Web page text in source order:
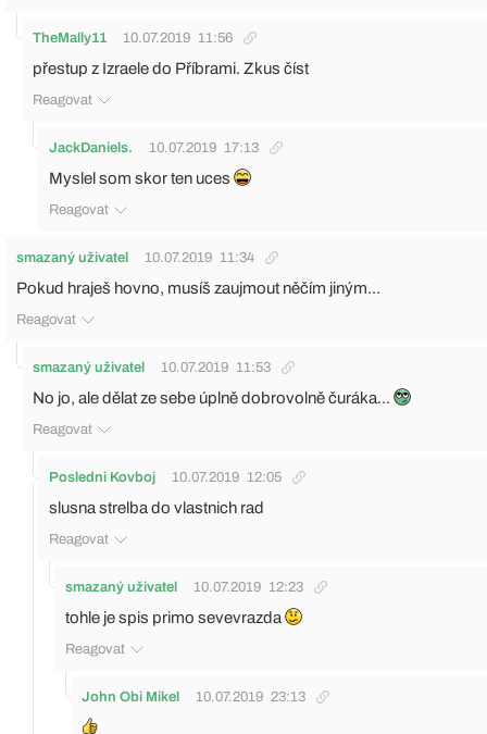
TheMally11 10.07.2019 11:56
přestup z Izraele do Příbrami. Zkus číst
Reagovat
JackDaniels. 10.07.2019 17:13
Myslel som skor ten uces
Reagovat
smazaný uživatel 10.07.2019 11:34
Pokud hraješ hovno, musíš zaujmout něčím jiným...
Reagovat
smazaný uživatel 10.07.2019 11:53
No jo, ale dělat ze sebe úplně dobrovolně čuráka...
Reagovat
Posledni Kovboj 10.07.2019 12:05
slusna strelba do vlastnich rad
Reagovat
smazaný uživatel 10.07.2019 12:23
tohle je spis primo sevevrazda
Reagovat
John Obi Mikel 10.07.2019 23:13